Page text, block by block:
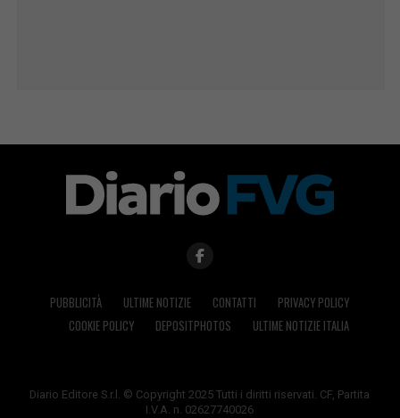
PUBBLICITÀ ULTIME NOTIZIE CONTATTI
PRIVACY POLICY
COOKIE POLICY
DEPOSITPHOTOS ULTIME NOTIZIE ITALIA
Diario Editore S.r.l. © Copyright 2025 Tutti i diritti riservati. CF, Partita
I.V.A. n. 02627740026